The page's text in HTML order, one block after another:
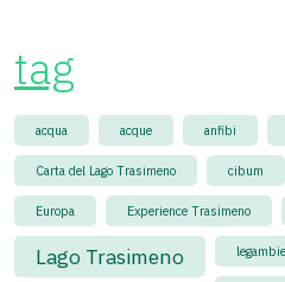
tag
acqua acque anfibi
Carta del Lago Trasimeno cibum
Europa Experience Trasimeno
Lago Trasimeno